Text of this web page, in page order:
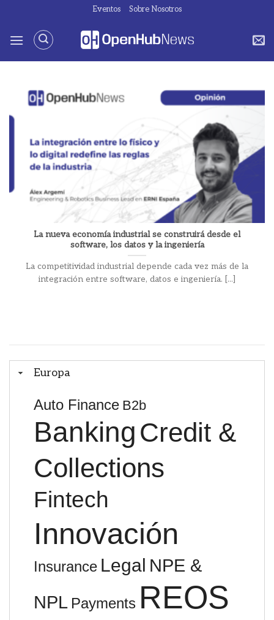
contenido
Eventos Sobre Nosotros
Europa
Auto Finance B2b
Banking Credit &
Collections
Fintech
Innovación
Insurance Legal NPE &
NPL Payments REOS
La nueva economía industrial se construirá desde el
software, los datos y la ingeniería
La competitividad industrial depende cada vez más de la
integración entre software, datos e ingeniería. [...]